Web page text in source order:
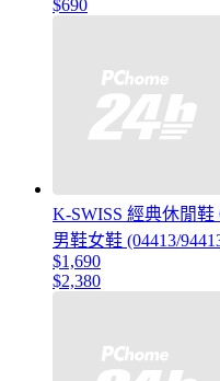
$690
K-SWISS 經典休閒
男鞋女鞋 (04413/
$1,690
$2,380